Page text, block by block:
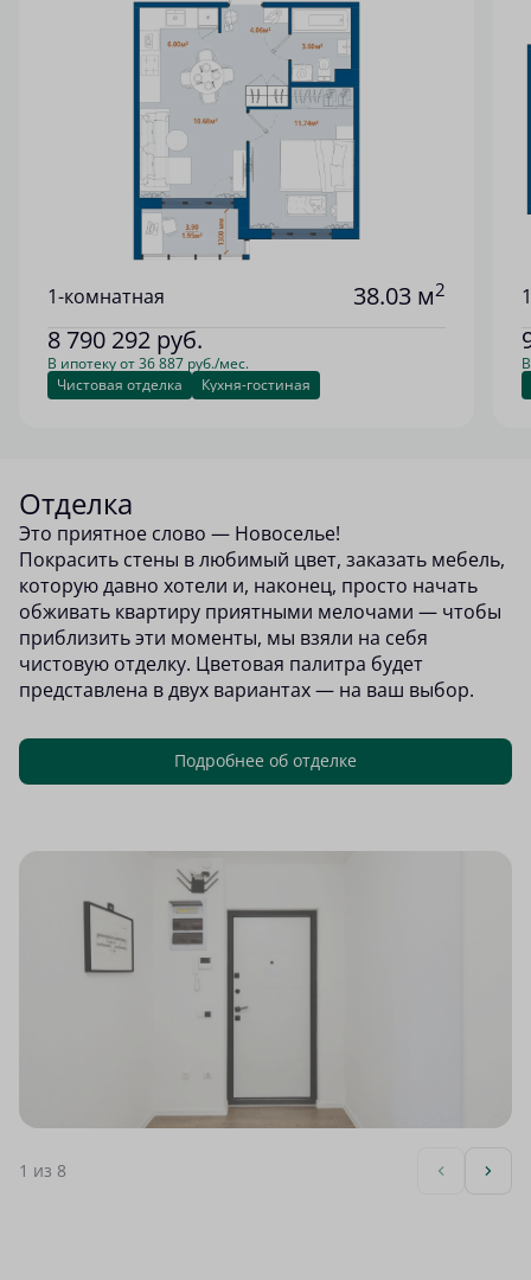
1-комнатная 38.03 м2
8 790 292 руб.
В ипотеку от 36 887 руб./мес.
Чистовая отделка
Кухня-гостиная
Отделка
Это приятное слово — Новоселье!
Покрасить стены в любимый цвет, заказать мебель,
которую давно хотели и, наконец, просто начать
обживать квартиру приятными мелочами — чтобы
приблизить эти моменты, мы взяли на себя
чистовую отделку. Цветовая палитра будет
представлена в двух вариантах — на ваш выбор.
Подробнее об отделке
1 из 8